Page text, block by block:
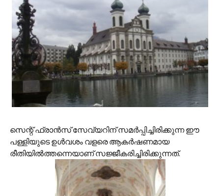
സെന്റ് ഫ്രാന്‍സ് സേവ്യറിന് സമര്‍പ്പിച്ചിരിക്കുന്ന ഈ
പള്ളിയുടെ ഉള്‍വശം വളരെ ആകര്‍ഷണമായ
രീതിയില്‍ത്തന്നെയാണ് സജ്ജീകരിച്ചിരിക്കുന്നത്.